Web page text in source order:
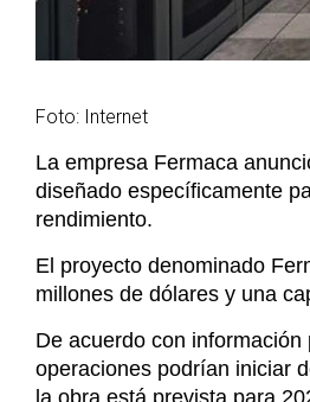
diseñado específicamente
rendimiento.
El proyecto denominado
De acuerdo con
operaciones podrían iniciar
El centro de datos contará
Texas, Estados Unidos, a
millones de pies cúbicos
Federal de Electricidad.